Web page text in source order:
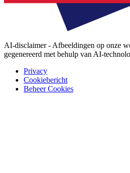
AI-disclaimer - Afbeeldingen op onze
gegenereerd met behulp van AI-
Privacy
Cookiebericht
Beheer Cookies